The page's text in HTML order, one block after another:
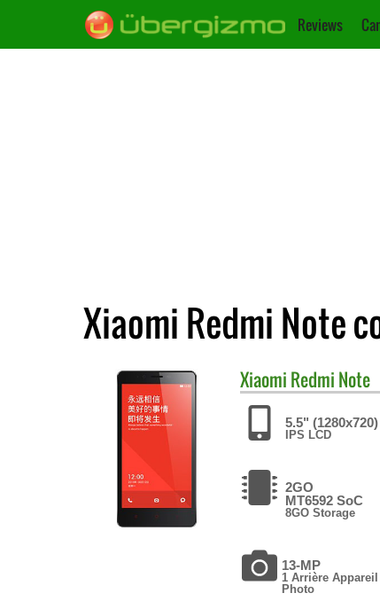
Reviews
Xiaomi Redmi Note
Xiaomi Redmi Note
5.5" (1280x720)
IPS LCD
2GO
MT6592 SoC
8GO Storage
13-MP
1 Arrière Appareil
Photo